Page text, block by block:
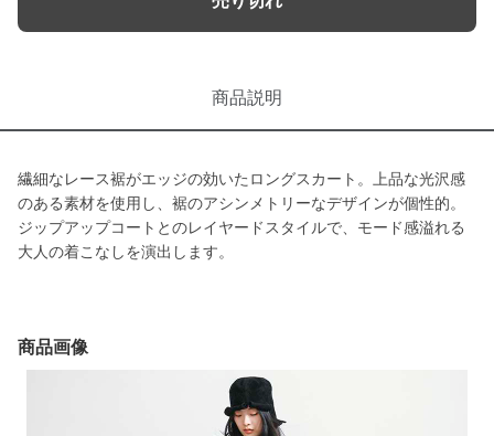
商品説明
繊細なレース裾がエッジの効いたロングスカート。上品な光沢感
のある素材を使用し、裾のアシンメトリーなデザインが個性的。
ジップアップコートとのレイヤードスタイルで、モード感溢れる
大人の着こなしを演出します。
商品画像